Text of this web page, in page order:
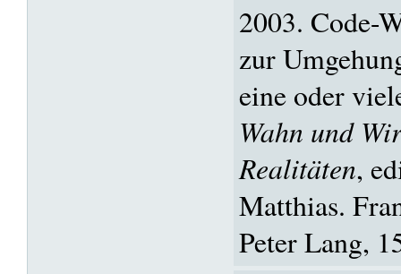
2003. Code-
zur
eine oder
Wahn und
Realitäten,
Matthias.
Peter Lang,